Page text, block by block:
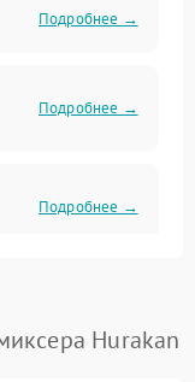
Подробнее →
Подробнее →
Подробнее →
Hurakan